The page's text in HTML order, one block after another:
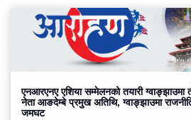
एनआरएनए एशिया सम्मेलनको तयारी
नेता आङदेम्बे प्रमुख अतिथि, ग्वाङ्झाउमा
जमघट